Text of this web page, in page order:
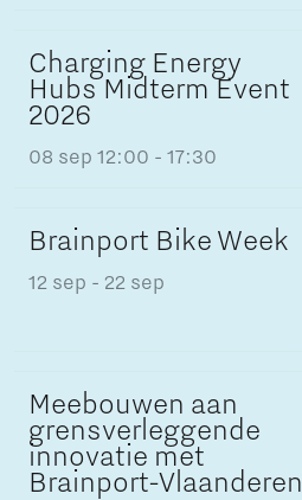
Charging Energy
Hubs Midterm Event
2026
08 sep 12:00 - 17:30
Brainport Bike Week
12 sep - 22 sep
Meebouwen aan
grensverleggende
innovatie met
Brainport-Vlaanderen